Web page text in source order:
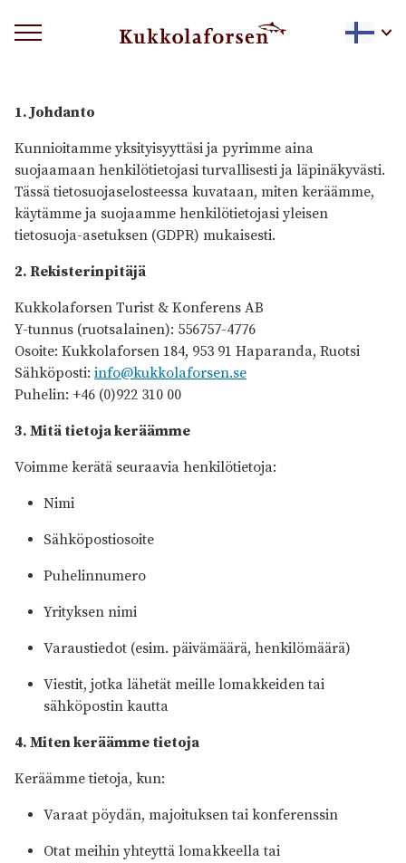
Tietosuojaseloste
1. Johdanto
Kunnioitamme yksityisyyttäsi ja pyrimme aina
suojaamaan henkilötietojasi turvallisesti ja läpinäkyvästi.
Tässä tietosuojaselosteessa kuvataan, miten keräämme,
käytämme ja suojaamme henkilötietojasi yleisen
tietosuoja-asetuksen (GDPR) mukaisesti.
2. Rekisterinpitäjä
Kukkolaforsen Turist & Konferens AB
Y-tunnus (ruotsalainen): 556757-4776
Osoite: Kukkolaforsen 184, 953 91 Haparanda, Ruotsi
Sähköposti: info@kukkolaforsen.se
Puhelin: +46 (0)922 310 00
3. Mitä tietoja keräämme
Voimme kerätä seuraavia henkilötietoja:
Nimi
Sähköpostiosoite
Puhelinnumero
Yrityksen nimi
Varaustiedot (esim. päivämäärä, henkilömäärä)
Viestit, jotka lähetät meille lomakkeiden tai
sähköpostin kautta
4. Miten keräämme tietoja
Keräämme tietoja, kun:
Varaat pöydän, majoituksen tai konferenssin
Otat meihin yhteyttä lomakkeella tai